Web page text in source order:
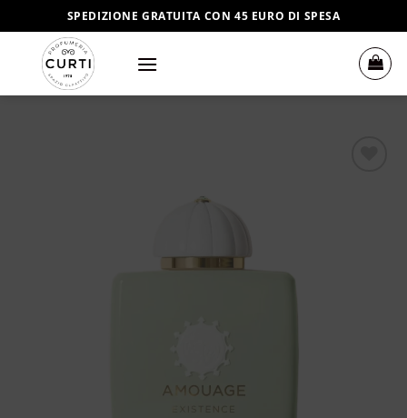
ai
contenuti
SPEDIZIONE GRATUITA CON 45 EURO DI SPESA